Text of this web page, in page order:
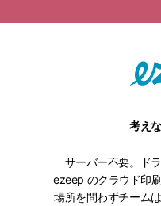
考え
サーバー不要。ド
ezeep のクラウド印
場所を問わずチーム